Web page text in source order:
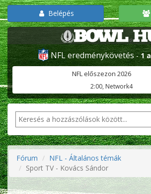
Belépés
NFL eredménykövetés -1
NFL előszezon 2026
2:00, Network4
Fórum
NFL - Általános témák
Sport TV - Kovács Sándor